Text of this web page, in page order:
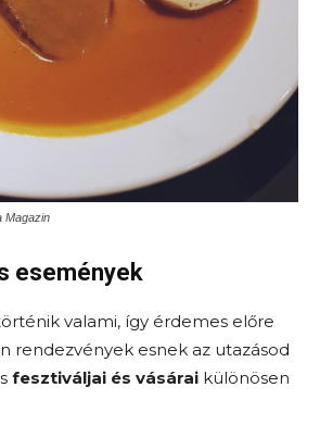
Magazin
események
valami, így érdemes előre
rendezvények esnek az utazásod
fesztiváljai és vásárai különösen